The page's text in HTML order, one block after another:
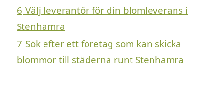
6 Välj leverantör för din blomleverans i
Stenhamra
7 Sök efter ett företag som kan skicka
blommor till städerna runt Stenhamra